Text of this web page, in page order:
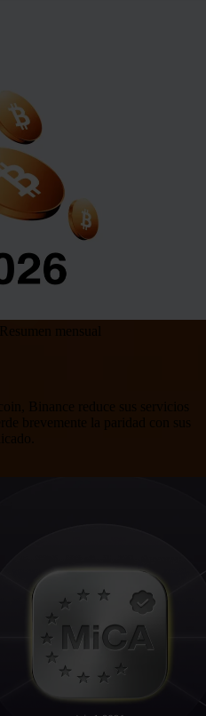
Resumen mensual